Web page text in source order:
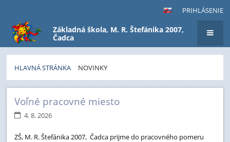
PRIHLÁSENIE
Základná škola, M. R. Štefánika 2007,
Čadca
HLAVNÁ STRÁNKA NOVINKY
Novinky
Voľné pracovné miesto
4. 8. 2026
ZŠ, M. R. Štefánika 2007, Čadca prijme do pracovného pomeru